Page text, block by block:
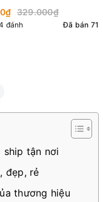
lấp lánh
329.000₫
đánh
Đã bán 71
ship tận nơi
đẹp, rẻ
thương hiệu